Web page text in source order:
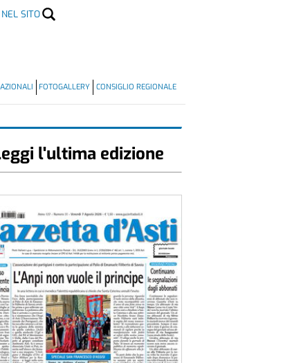
SITO
FOTOGALLERY CONSIGLIO REGIONALE
l'ultima edizione